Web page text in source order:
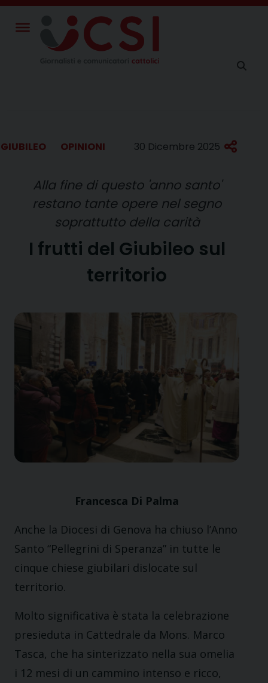
Skip
content
GIUBILEO OPINIONI 30 Dicembre 2025
Alla fine di questo 'anno santo'
restano tante opere nel segno
soprattutto della carità
I frutti del Giubileo sul
territorio
Francesca Di Palma
Anche la Diocesi di Genova ha chiuso l’Anno
Santo “Pellegrini di Speranza” in tutte le
cinque chiese giubilari dislocate sul
territorio.
Molto significativa è stata la celebrazione
presieduta in Cattedrale da Mons. Marco
Tasca, che ha sinterizzato nella sua omelia
i 12 mesi di un cammino intenso e ricco,